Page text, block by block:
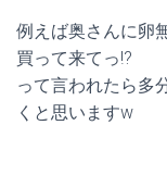
例えば奥さんに卵
買って来てっ!?
って言われたら多
くと思いますw